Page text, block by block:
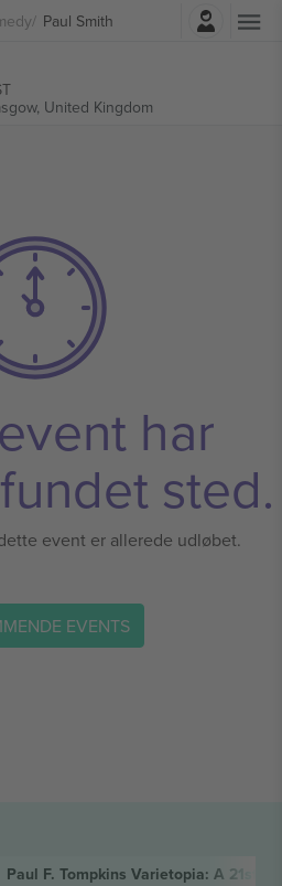
Paul Smith
Log ind
United Kingdom
har
sted.
event er allerede udløbet.
EVENTS
Paul F. Tompkins Varietopia: A 21st